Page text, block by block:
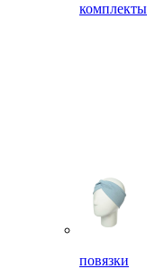
комплекты
повязки